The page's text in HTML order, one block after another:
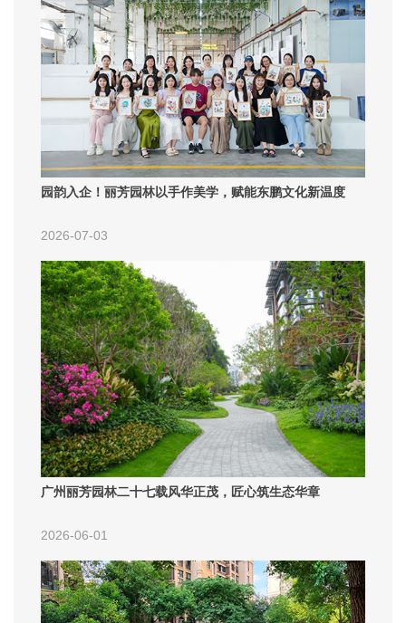
园韵入企！丽芳园林以手作美学，赋能东鹏文化新温度
2026-07-03
广州丽芳园林二十七载风华正茂，匠心筑生态华章
2026-06-01